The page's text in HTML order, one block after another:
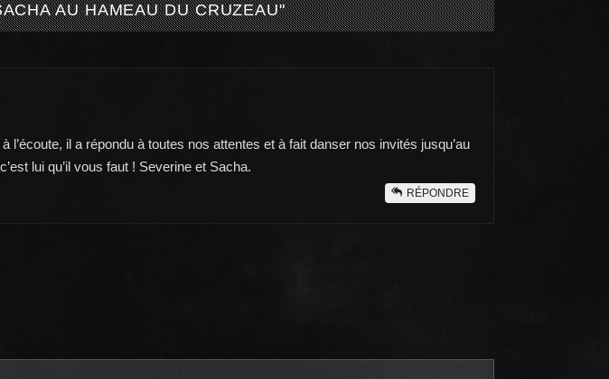
AU HAMEAU DU CRUZEAU"
RÉPONDRE
il a répondu à toutes nos attentes et à fait danser nos invités jusqu’au
lui qu’il vous faut ! Severine et Sacha.